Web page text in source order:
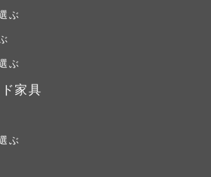
材
材
ぶ
Wise(ペニーワイズ)
コロニアルチーク)
Loom(ロイドルーム)
グ
ング
ぶ
ルALL
S
家具
ファニチャー
キッチン＆洗面
ム
材ぶ
ALL